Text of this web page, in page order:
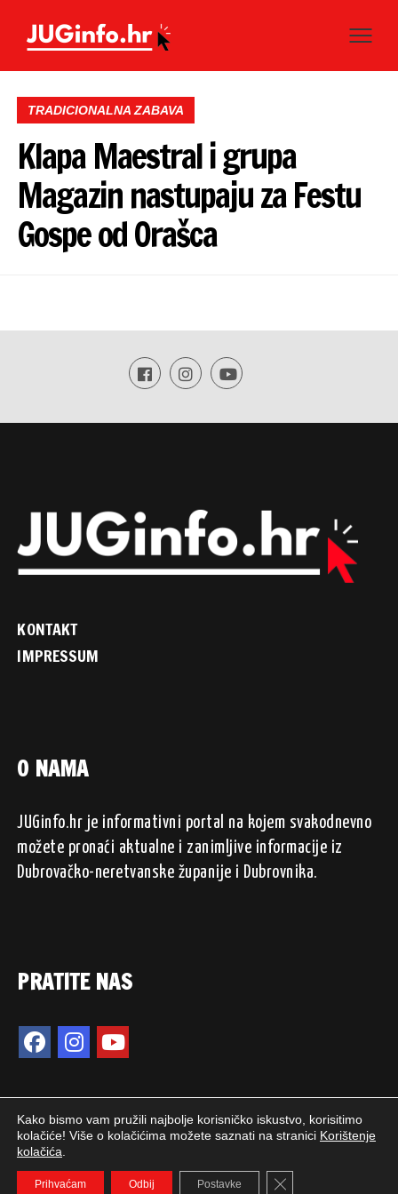
TRADICIONALNA ZABAVA
Klapa Maestral i grupa
Magazin nastupaju za Festu
Gospe od Orašca
KONTAKT
IMPRESSUM
O NAMA
JUGinfo.hr je informativni portal na kojem svakodnevno
možete pronaći aktualne i zanimljive informacije iz
Dubrovačko-neretvanske županije i Dubrovnika.
PRATITE NAS
2024. © JUGinfo.hr / Sva prava pridržana.
WEB PEPERIT
Kako bismo vam pružili najbolje korisničko iskustvo, korisitimo
kolačiće! Više o kolačićima možete saznati na stranici Korištenje
kolačića
Prihvaćam Odbij Postavke Close GDPR Cookie